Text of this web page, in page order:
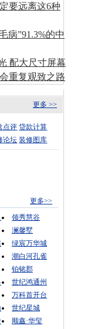
要远离这6种
病”91.3%的中
配大尺寸屏幕
重复观致之路
更多 >>
点评 贷款计算
论坛 装修图库
更多>>
领秀慧谷
澜馨墅
绿宸万华城
潮白河孔雀
铂铭郡
世纪鸿通州
万科首开台
世纪星城
顺鑫·华玺